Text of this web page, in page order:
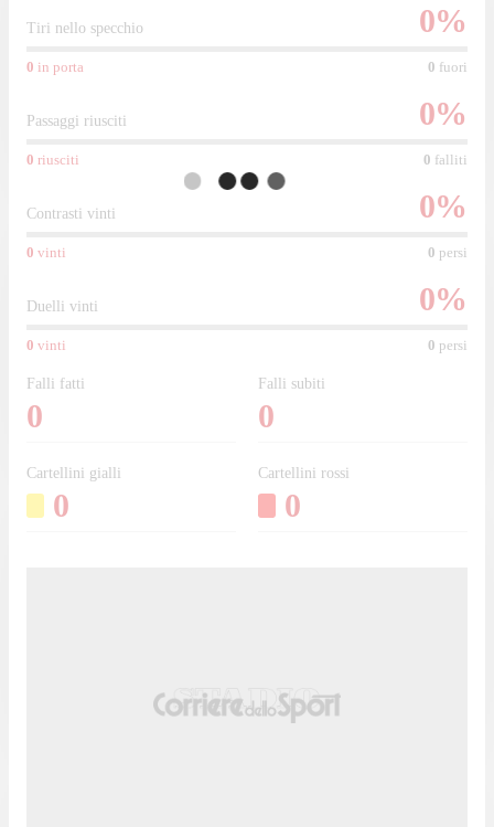
Tiri nello specchio 0%
0 in porta 0 fuori
Passaggi riusciti 0%
0 riusciti 0 falliti
Contrasti vinti 0%
0 vinti 0 persi
Duelli vinti 0%
0 vinti 0 persi
Falli fatti
0
Falli subiti
0
Cartellini gialli
0
Cartellini rossi
0